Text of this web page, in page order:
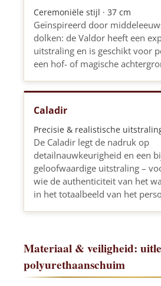
Ceremoniële stijl · 37 cm
Geïnspireerd door
dolken: de Valdor heeft een
uitstraling en is geschikt voor
een hof- of magische
Caladir
Precisie & realistische
De Caladir legt de nadruk op
detailnauwkeurigheid en een
geloofwaardige uitstraling –
wie de authenticiteit van het
in het totaalbeeld van het
Materiaal & veiligheid:
polyurethaanschuim